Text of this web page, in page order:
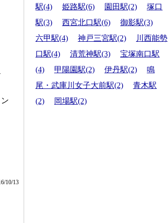
10/13
駅(4)
姫路駅(6) 園田駅(2)
塚口
駅(3)
西宮北口駅(6)
御影駅(3)
六甲駅(4)
神戸三宮駅(2)
川西能勢
口駅(4)
清荒神駅(3)
宝塚南口駅
(4)
甲陽園駅(2) 伊丹駅(2)
鳴
尾・武庫川女子大前駅(2)
青木駅
(2)
岡場駅(2)